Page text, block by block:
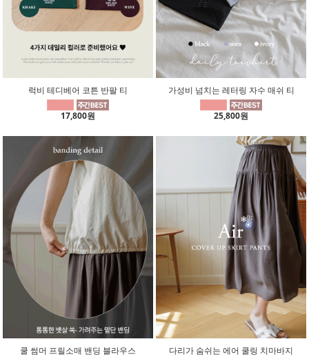
럭비 테디베어 코튼 반팔 티
17,800원
가성비 넘치는 레터링 자수 매쉬 티
25,800원
쿨 썸머 프릴소매 밴딩 블라우스 다리가 숨쉬는 에어 쿨링 치마바지